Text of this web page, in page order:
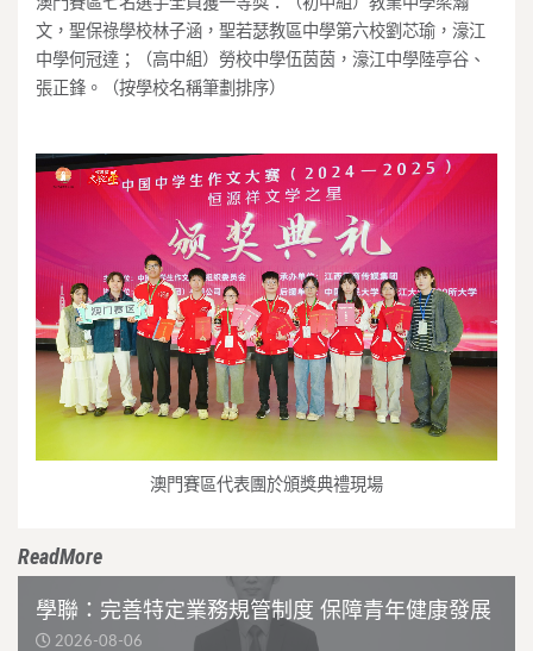
文，聖保祿學校林子涵，聖若瑟教區中學第六校劉芯瑜，濠江
中學何冠達；（高中組）勞校中學伍茵茵，濠江中學陸亭谷、
張正鋒。（按學校名稱筆劃排序）
澳門賽區代表團於頒獎典禮現場
ReadMore
學聯：完善特定業務規管制度 保障青年健康發展
2026-08-06